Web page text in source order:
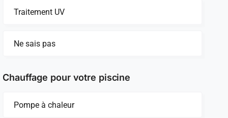
Traitement UV
Ne sais pas
Chauffage pour votre piscine
Pompe à chaleur